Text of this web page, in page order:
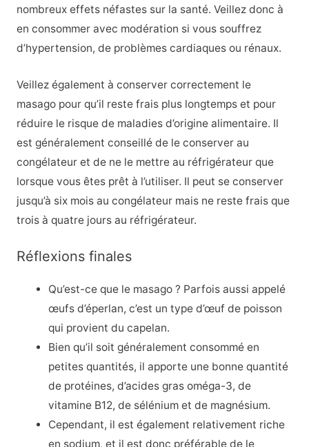
nombreux effets néfastes sur la santé. Veillez donc à
en consommer avec modération si vous souffrez
d’hypertension, de problèmes cardiaques ou rénaux.
Veillez également à conserver correctement le
masago pour qu’il reste frais plus longtemps et pour
réduire le risque de maladies d’origine alimentaire. Il
est généralement conseillé de le conserver au
congélateur et de ne le mettre au réfrigérateur que
lorsque vous êtes prêt à l’utiliser. Il peut se conserver
jusqu’à six mois au congélateur mais ne reste frais que
trois à quatre jours au réfrigérateur.
Réflexions finales
Qu’est-ce que le masago ? Parfois aussi appelé
œufs d’éperlan, c’est un type d’œuf de poisson
qui provient du capelan.
Bien qu’il soit généralement consommé en
petites quantités, il apporte une bonne quantité
de protéines, d’acides gras oméga-3, de
vitamine B12, de sélénium et de magnésium.
Cependant, il est également relativement riche
en sodium, et il est donc préférable de le